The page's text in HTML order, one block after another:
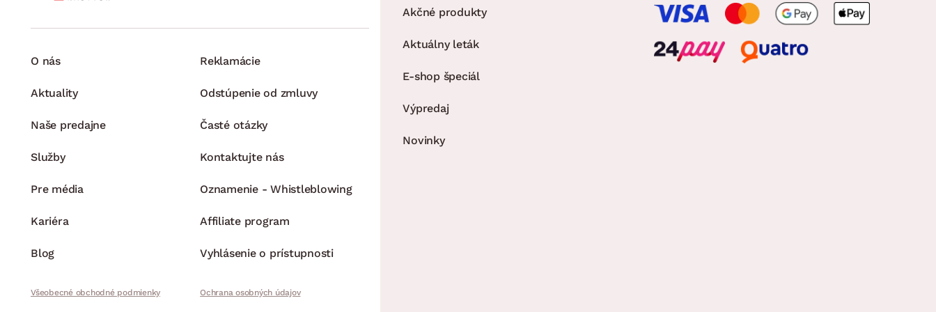
O nás
Aktuality
Naše predajne
Služby
Pre média
Kariéra
Blog
Reklamácie
Odstúpenie od zmluvy
Časté otázky
Kontaktujte nás
Oznamenie - Whistleblowing
Affiliate program
Vyhlásenie o prístupnosti
Všeobecné obchodné podmienky Ochrana osobných údajov
Akčné produkty
Aktuálny leták
E-shop špeciál
Výpredaj
Novinky